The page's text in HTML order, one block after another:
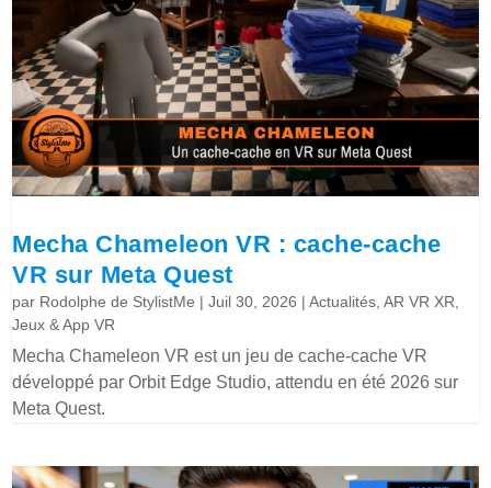
Mecha Chameleon VR : cache-cache
VR sur Meta Quest
par Rodolphe de StylistMe |Juil 30, 2026 |Actualités,AR VR XR,
Jeux & App VR
Mecha Chameleon VR est un jeu de cache-cache VR
développé par Orbit Edge Studio, attendu en été 2026 sur
Meta Quest.